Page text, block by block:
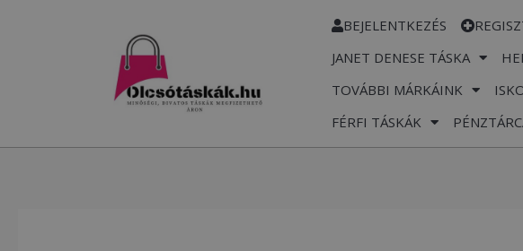
BEJELENTKEZÉS
JANET DENESE TÁSKA
TOVÁBBI MÁRKÁINK
FÉRFI TÁSKÁK